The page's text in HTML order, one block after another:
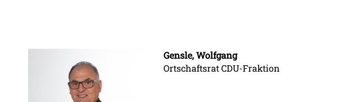
Gensle, Wolfgang
Ortschaftsrat CDU-Fraktion